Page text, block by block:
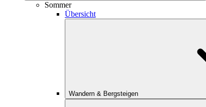
Sommer
Übersicht
Wandern & Bergsteigen